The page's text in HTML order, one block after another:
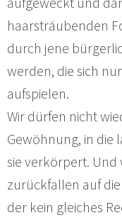
haarsträubenden
durch jene
werden, die sich
aufspielen.
Wir dürfen nicht
Gewöhnung, in die
sie verkörpert.
zurückfallen auf
der kein gleiches